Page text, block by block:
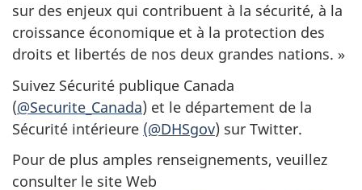
sur des enjeux qui contribuent à la sécurité, à la
croissance économique et à la protection des
droits et libertés de nos deux grandes nations. »
Suivez Sécurité publique Canada
(@Securite_Canada) et le département de la
Sécurité intérieure (@DHSgov) sur Twitter.
Pour de plus amples renseignements, veuillez
consulter le site Web